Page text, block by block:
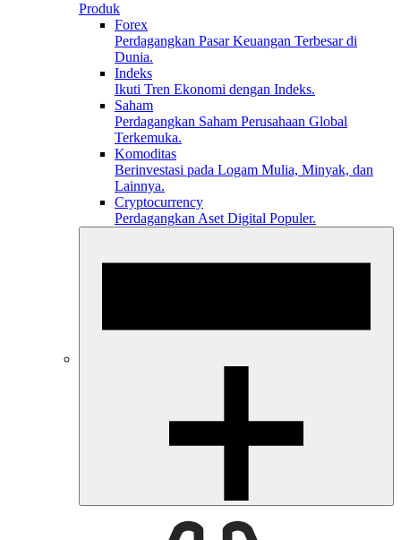
Produk
Forex
Perdagangkan Pasar Keuangan Terbesar di
Dunia.
Indeks
Ikuti Tren Ekonomi dengan Indeks.
Saham
Perdagangkan Saham Perusahaan Global
Terkemuka.
Komoditas
Berinvestasi pada Logam Mulia, Minyak, dan
Lainnya.
Cryptocurrency
Perdagangkan Aset Digital Populer.